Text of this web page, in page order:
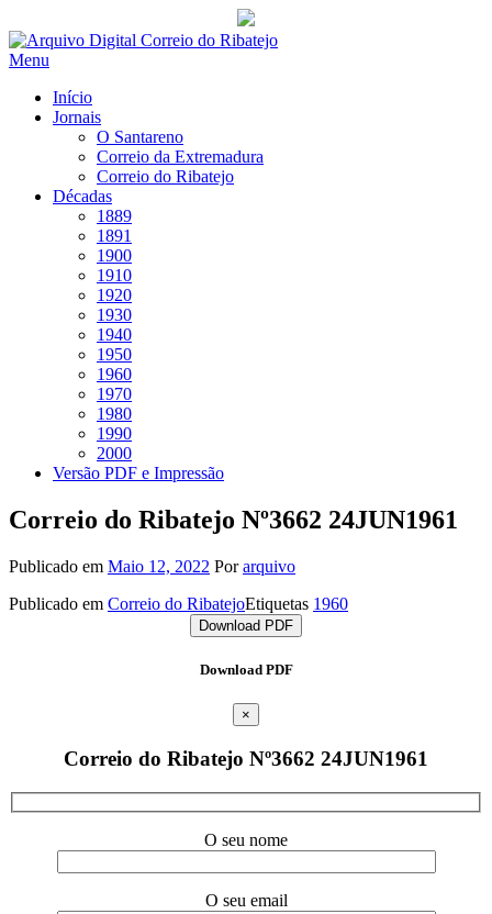
Saltar
para
Menu
Início
Jornais
O Santareno
Correio da Extremadura
Correio do Ribatejo
Décadas
1889
1891
1900
1910
1920
1930
1940
1950
1960
1970
1980
1990
2000
Versão PDF e Impressão
Correio do Ribatejo Nº3662 24JUN1961
Publicado em Maio 12, 2022 Porarquivo
Publicado em Correio do RibatejoEtiquetas 1960
Download PDF
Download PDF
×
Correio do Ribatejo Nº3662 24JUN1961
O seu nome
O seu email